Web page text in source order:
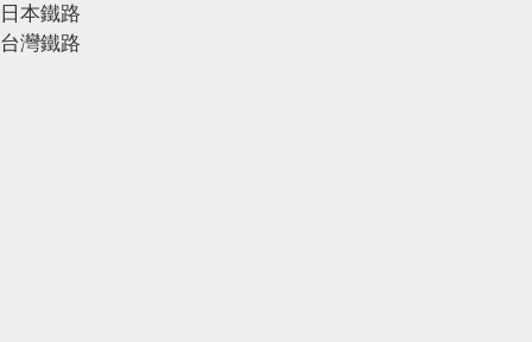
日本鐵路
台灣鐵路